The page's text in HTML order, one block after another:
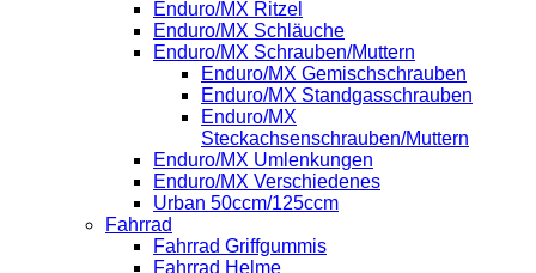
Enduro/MX Ritzel
Enduro/MX Schläuche
Enduro/MX Schrauben/Muttern
Enduro/MX Gemischschrauben
Enduro/MX Standgasschrauben
Enduro/MX
Steckachsenschrauben/Muttern
Enduro/MX Umlenkungen
Enduro/MX Verschiedenes
Urban 50ccm/125ccm
Fahrrad
Fahrrad Griffgummis
Fahrrad Helme